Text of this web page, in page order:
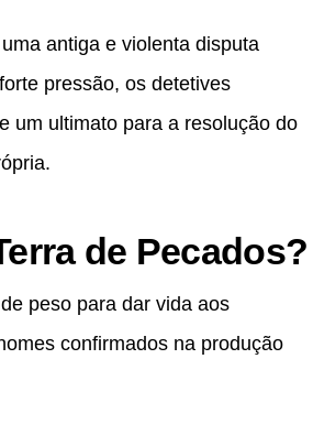
antiga e violenta disputa
pressão, os detetives
um ultimato para a resolução do
de Pecados?
peso para dar vida aos
confirmados na produção